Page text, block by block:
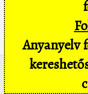
Anyanyelv